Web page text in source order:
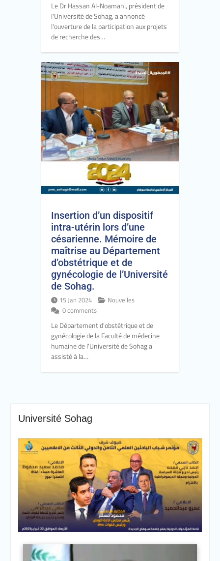
Le Dr Hassan Al-Noamani, président de
l'Université de Sohag, a annoncé
l'ouverture de la participation aux projets
de recherche des…
Insertion d’un dispositif
intra-utérin lors d’une
césarienne. Mémoire de
maîtrise au Département
d’obstétrique et de
gynécologie de l’Université
de Sohag.
15 Jan 2024
Nouvelles
0 comments
Le Département d'obstétrique et de
gynécologie de la Faculté de médecine
humaine de l'Université de Sohag a
assisté à la…
Université Sohag